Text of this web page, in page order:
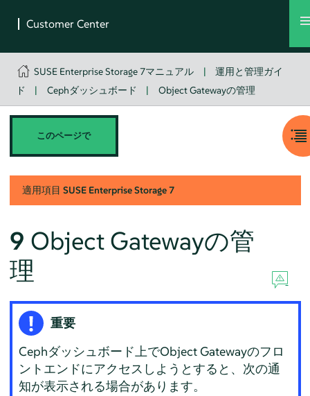
SUSE Enterprise Storage 7マニュアル |
運用と管理ガイ
ド
| Cephダッシュボード | Object Gatewayの管理
このページで
適用項目 SUSE Enterprise Storage7
9 Object Gatewayの管
理
重要
Cephダッシュボード上でObject Gatewayのフロ
ントエンドにアクセスしようとすると、次の通
知が表示される場合があります。